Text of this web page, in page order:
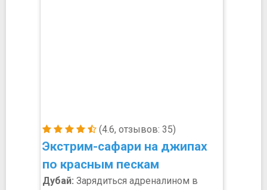
(4.6, отзывов: 35)
Экстрим-сафари на джипах
по красным пескам
Дубай: Зарядиться адреналином в